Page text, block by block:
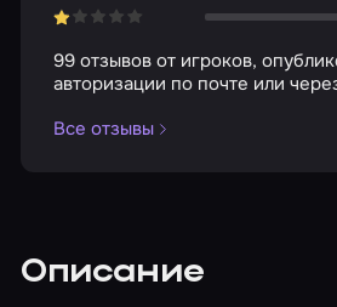
99 отзывов от игроков,
авторизации по почте или
Все отзывы
Описание